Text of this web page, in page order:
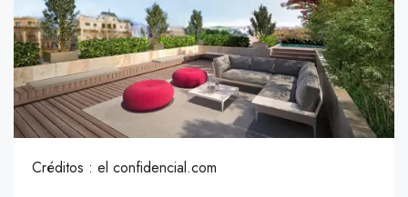
Créditos : el confidencial.com